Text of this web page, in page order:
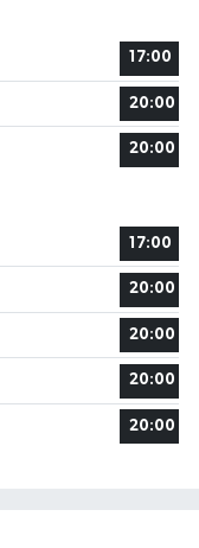
17:00
20:00
20:00
17:00
20:00
20:00
20:00
20:00